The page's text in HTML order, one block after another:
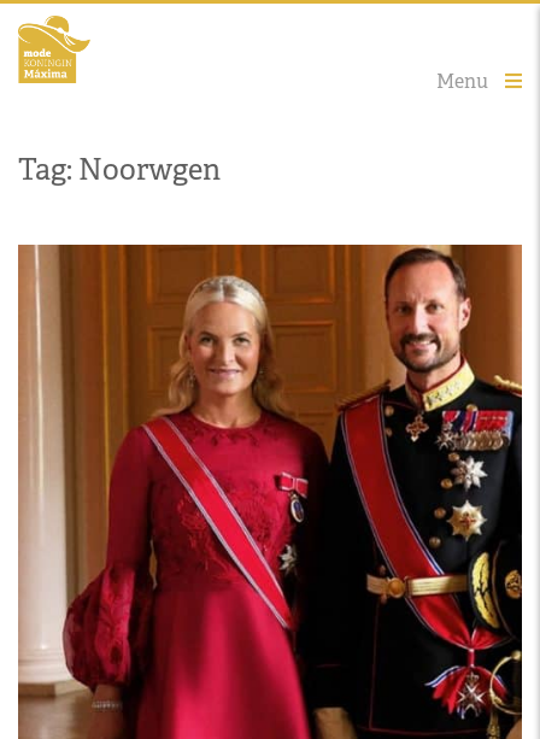
Menu
Tag: Noorwgen